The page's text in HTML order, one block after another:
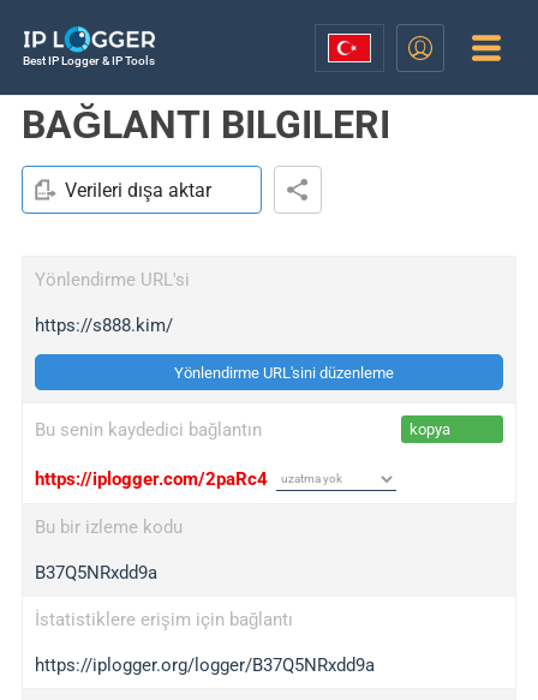
Best IP Logger & IP Tools
BAĞLANTI BILGILERI
Verileri dışa aktar
Yönlendirme URL'si
https://s888.kim/
Yönlendirme URL'sini düzenleme
Bu senin kaydedici bağlantın kopya
https://iplogger.com/2paRc4
Bu bir izleme kodu
B37Q5NRxdd9a
İstatistiklere erişim için bağlantı
https://iplogger.org/logger/B37Q5NRxdd9a